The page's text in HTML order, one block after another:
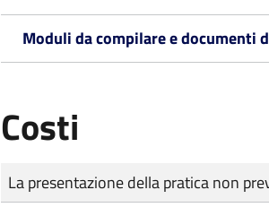
Moduli da compilare e documenti
Costi
Tipo di pagamento
Importo
La presentazione della pratica non